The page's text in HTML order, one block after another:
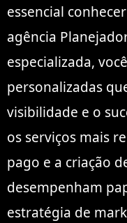
essencial
agência
especializada,
personalizadas
visibilidade e o
os serviços mais
pago e a criação
desempenham
estratégia de